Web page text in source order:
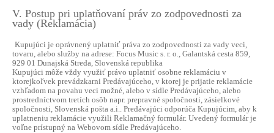
V. Postup pri uplatňovaní práv zo zodpovednosti za
vady (Reklamácia)
Kupujúci je oprávnený uplatniť práva zo zodpovednosti za vady veci,
tovaru, alebo služby na adrese: Focus Music s. r. o., Galantská cesta 859,
929 01 Dunajská Streda, Slovenská republika
Kupujúci môže vždy využiť právo uplatniť osobne reklamáciu v
ktorejkoľvek prevádzkarni Predávajúceho, v ktorej je prijatie reklamácie
vzhľadom na povahu veci možné, alebo v sídle Predávajúceho, alebo
prostredníctvom tretích osôb napr. prepravné spoločnosti, zásielkové
spoločnosti, Slovenská pošta a.i.. Predávajúci odporúča Kupujúcim, aby k
uplatneniu reklamácie využili Reklamačný formulár. Uvedený formulár je
voľne prístupný na Webovom sídle Predávajúceho.